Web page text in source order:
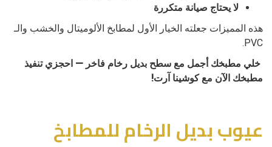
لا يحتاج صيانة متكررة
هذه المميزات جعلته الخيار الأول لمطابخ الألوميتال والخشب والـ
PVC.
خلي مطبخك أجمل مع سطح بديل رخام فاخر — احجزي تنفيذ
مطبخك الآن مع كوشينا آرت!
عيوب بديل الرخام للمطابخ